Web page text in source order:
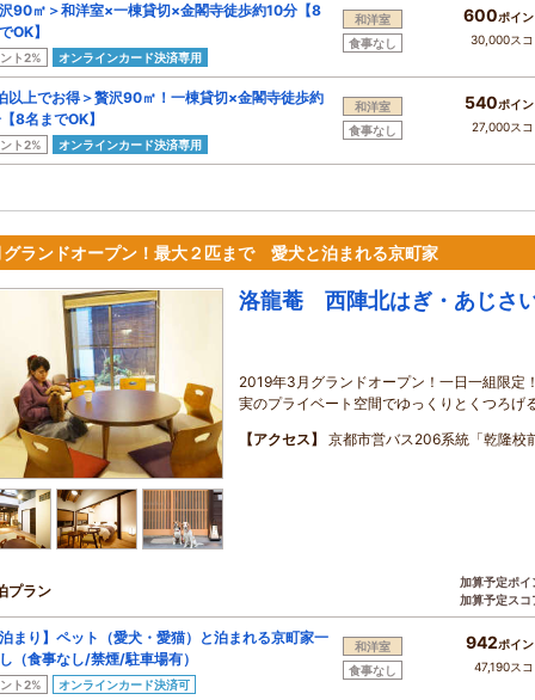
90㎡＞和洋室×一棟貸切×金閣寺徒歩約10分【8
OK】
ト2% オンラインカード決済専用
和洋室
食事なし
600ポイ
30,000ス
以上でお得＞贅沢90㎡！一棟貸切×金閣寺徒歩約
8名までOK】
ト2% オンラインカード決済専用
和洋室
食事なし
540ポイ
27,000ス
グランドオープン！最大２匹まで 愛犬と泊まれる京町家
洛龍菴 西陣北はぎ・あじさ
2019年3月グランドオープン！一日一組限定
実のプライベート空間でゆっくりとくつろげ
【アクセス】
京都市営バス206系統「乾隆校
プラン
加算予定ポイ
加算予定スコ
まり】ペット（愛犬・愛猫）と泊まれる京町家一
（食事なし/禁煙/駐車場有）
ト2% オンラインカード決済可
和洋室
食事なし
942ポイ
47,190ス